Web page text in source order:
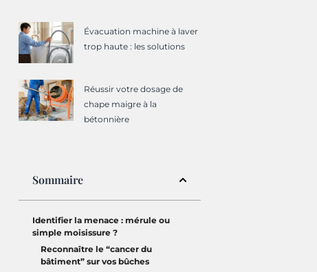
Évacuation machine à laver
trop haute : les solutions
Réussir votre dosage de
chape maigre à la
bétonnière
Sommaire
Identifier la menace : mérule ou
simple moisissure ?
Reconnaître le “cancer du
bâtiment” sur vos bûches